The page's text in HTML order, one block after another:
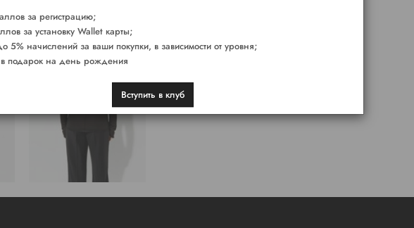
за регистрацию;
за установку Wallet карты;
5% начислений за ваши покупки, в зависимости от уровня;
подарок на день рождения
Вступить в клуб